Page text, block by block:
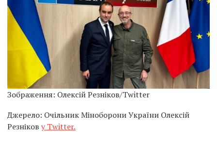
Зображення: Олексій Резніков/Twitter
Джерело: Очільник Міноборони України Олексій
Резніков у Twitter.